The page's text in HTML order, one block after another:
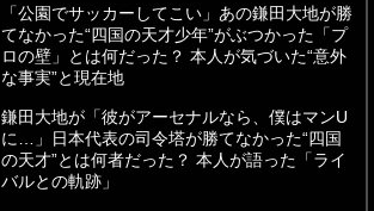
「公園でサッカーしてこい」あの鎌田大地が勝
てなかった“四国の天才少年”がぶつかった「プ
ロの壁」とは何だった？ 本人が気づいた“意外
な事実”と現在地
鎌田大地が「彼がアーセナルなら、僕はマンU
に…」日本代表の司令塔が勝てなかった“四国
の天才”とは何者だった？ 本人が語った「ライ
バルとの軌跡」